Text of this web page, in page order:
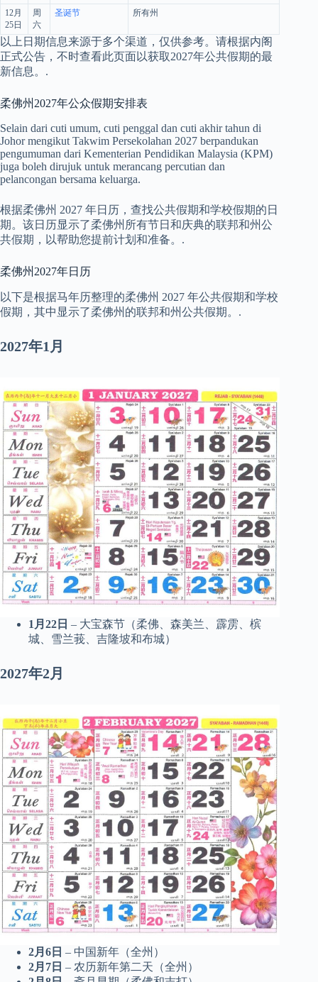
12月
25日
周
六
圣诞节 所有州
以上日期信息来源于多个渠道，仅供参考。请根据内阁
正式公告，不时查看此页面以获取2027年公共假期的最
新信息。.
柔佛州2027年公众假期安排表
Selain dari cuti umum, cuti penggal dan cuti akhir tahun di
Johor mengikut Takwim Persekolahan 2027 berpandukan
pengumuman dari Kementerian Pendidikan Malaysia (KPM)
juga boleh dirujuk untuk merancang percutian dan
pelancongan bersama keluarga.
根据柔佛州 2027 年日历，查找公共假期和学校假期的日
期。该日历显示了柔佛州所有节日和庆典的联邦和州公
共假期，以帮助您提前计划和准备。.
柔佛州2027年日历
以下是根据马年历整理的柔佛州 2027 年公共假期和学校
假期，其中显示了柔佛州的联邦和州公共假期。.
2027年1月
1月22日 – 大宝森节（柔佛、森美兰、霹雳、槟
城、雪兰莪、吉隆坡和布城）
2027年2月
2月6日 – 中国新年（全州）
2月7日 – 农历新年第二天（全州）